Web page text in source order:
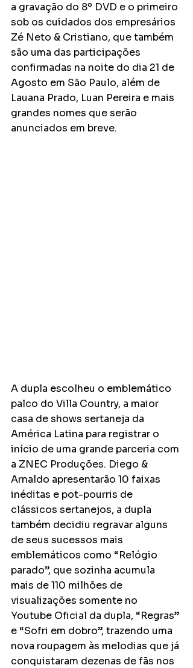
a gravação do 8º DVD e o primeiro
sob os cuidados dos empresários
Zé Neto & Cristiano, que também
são uma das participações
confirmadas na noite do dia 21 de
Agosto em São Paulo, além de
Lauana Prado, Luan Pereira e mais
grandes nomes que serão
anunciados em breve.
A dupla escolheu o emblemático
palco do Villa Country, a maior
casa de shows sertaneja da
América Latina para registrar o
início de uma grande parceria com
a ZNEC Produções. Diego &
Arnaldo apresentarão 10 faixas
inéditas e pot-pourris de
clássicos sertanejos, a dupla
também decidiu regravar alguns
de seus sucessos mais
emblemáticos como “Relógio
parado”, que sozinha acumula
mais de 110 milhões de
visualizações somente no
Youtube Oficial da dupla, “Regras”
e “Sofri em dobro”, trazendo uma
nova roupagem às melodias que já
conquistaram dezenas de fãs nos